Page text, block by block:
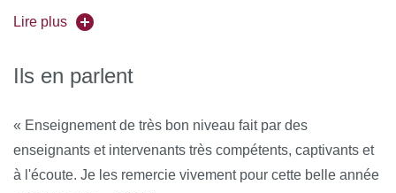
critères d’efficacité validés, et, ainsi, d’être capables de
Lire plus
Ils en parlent
« Enseignement de très bon niveau fait par des
enseignants et intervenants très compétents, captivants et
à l'écoute. Je les remercie vivement pour cette belle année